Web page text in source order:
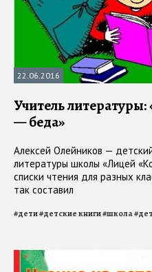
22.06.2016
Учитель
— беда»
Алексей Олейников —
литературы школы «Лицей
списки чтения для разных
так составил
#дети#детские книги#школа#